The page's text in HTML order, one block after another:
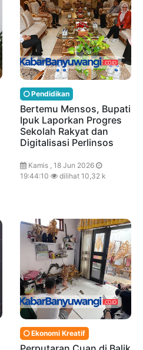
Pendidikan
Bertemu Mensos, Bupati
Ipuk Laporkan Progres
Sekolah Rakyat dan
Digitalisasi Perlinsos
Kamis , 18 Jun 2026
19:44:10
dilihat 10,32 k
Ekonomi Kreatif